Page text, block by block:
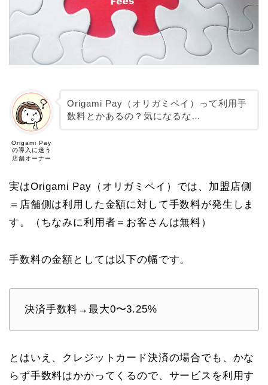
Origami Pay
の導入に迷う
店舗オーナー
Origami Pay（オリガミペイ）って利用手
数料とかあるの？気になるな…
実はOrigami Pay（オリガミペイ）では、 加盟店側
＝店舗側は利用した金額に対して手数料が発生しま
す。
（ちなみに利用者＝お客さんは無料）
手数料の金額としては以下の幅です。
決済手数料→最大0〜3.25%
とはいえ、クレジットカード決済の場合でも、かな
らず手数料はかかってくるので、サービスを利用す